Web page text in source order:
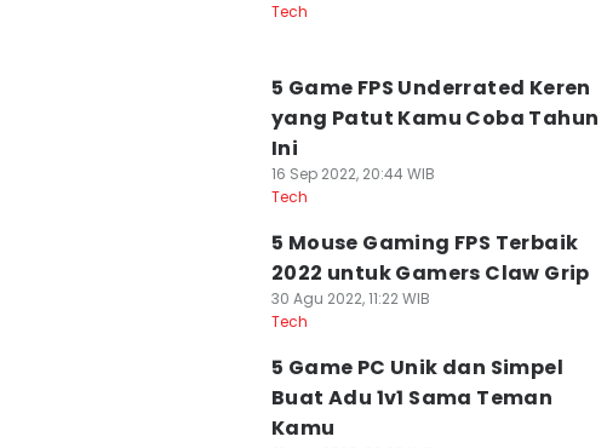
Tech
5 Game FPS Underrated Keren
yang Patut Kamu Coba Tahun
Ini
16 Sep 2022, 20:44 WIB
Tech
5 Mouse Gaming FPS Terbaik
2022 untuk Gamers Claw Grip
30 Agu 2022, 11:22 WIB
Tech
5 Game PC Unik dan Simpel
Buat Adu 1v1 Sama Teman
Kamu